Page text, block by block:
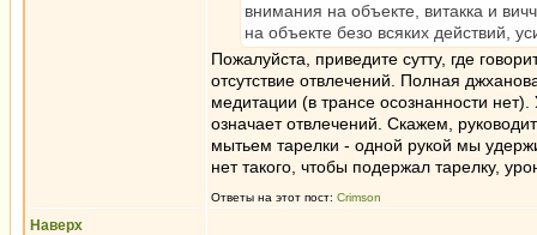
внимания на объекте, витакка и
на объекте безо всяких действий,
Пожалуйста, приведите сутту, где
отсутствие отвлечений. Полная
медитации (в трансе осознанности
означает отвлечений. Скажем,
мытьем тарелки - одной рукой мы
нет такого, чтобы подержал тарелку,
Ответы на этот пост: Crimson
Наверх